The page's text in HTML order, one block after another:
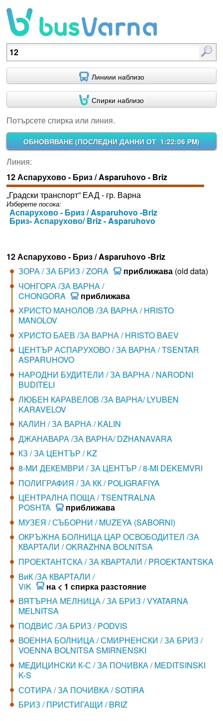
Потърсете спирка или линия.
Линиии наблизо
Спирки наблизо
Потърсете спирка или линия.
ОБНОВЯВАНЕ (ПОСЛЕДНИ ДАННИ ОТ 1:22:06 PM)
Линия:
12 Аспарухово - Бриз / Asparuhovo - Briz
„Градски транспорт” ЕАД - гр. Варна
Изберете посока:
Аспарухово - Бриз / Asparuhovo -Briz
Бриз- Аспарухово/ Briz - Asparuhovo
12 Аспарухово - Бриз / Asparuhovo -Briz
ЗОРА / ЗА БРИЗ / ZORA
приближава(old data)
ЧОНГОРА /ЗА ВАРНА /
CHONGORA
приближава
ХРИСТО МАНОЛОВ /ЗА ВАРНА / HRISTO
MANOLOV
ХРИСТО БАЕВ /ЗА ВАРНА / HRISTO BAEV
ЦЕНТЪР АСПАРУХОВО / ЗА ВАРНА / TSENTAR
ASPARUHOVO
НАРОДНИ БУДИТЕЛИ / ЗА ВАРНА / NARODNI
BUDITELI
ЛЮБЕН КАРАВЕЛОВ /ЗА ВАРНА/ LYUBEN
KARAVELOV
КАЛИН / ЗА ВАРНА / KALIN
ДЖАНАВАРА /ЗА ВАРНА/ DZHANAVARA
КЗ / ЗА ЦЕНТЪР / KZ
8-МИ ДЕКЕМВРИ / ЗА ЦЕНТЪР / 8-MI DEKEMVRI
ПОЛИГРАФИЯ / ЗА КК / POLIGRAFIYA
ЦЕНТРАЛНА ПОЩА / TSENTRALNA
POSHTA
приближава
МУЗЕЯ / СЪБОРНИ / MUZEYA (SABORNI)
ОКРЪЖНА БОЛНИЦА ЦАР ОСВОБОДИТЕЛ /ЗА
КВАРТАЛИ / OKRAZHNA BOLNITSA
ПРОЕКТАНТСКА / ЗА КВАРТАЛИ / PROEKTANTSKA
ВиК /ЗА КВАРТАЛИ /
ViK
на < 1 спирка разстояние
ВЯТЪРНА МЕЛНИЦА / ЗА БРИЗ / VYATARNA
MELNITSA
ПОДВИС /ЗА БРИЗ / PODVIS
ВОЕННА БОЛНИЦА / СМИРНЕНСКИ / ЗА БРИЗ /
VOENNA BOLNITSA SMIRNENSKI
МЕДИЦИНСКИ К-С / ЗА ПОЧИВКА / MEDITSINSKI
K-S
СОТИРА / ЗА ПОЧИВКА / SOTIRA
БРИЗ / ПРИСТИГАЩИ / BRIZ